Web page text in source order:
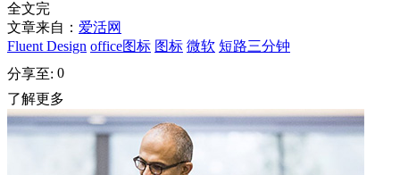
全文完
文章来自： 爱活网
Fluent Design office图标 图标 微软 短路三分钟
分享至: 0
了解更多